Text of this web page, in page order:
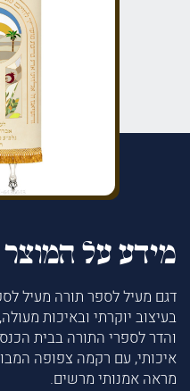
מידע על המוצר
דגם מעיל לספר תורה מעיל
בעיצוב יוקרתי ובאיכות
והדר לספרי התורה בבית
איכותי, עם רקמה צפופה
מראה אמנותי מרשים.